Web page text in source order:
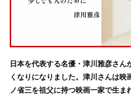
日本を代表する名優・津川雅彦さ
くなりになりました。津川さんは映
ノ省三を祖父に持つ映画一家で生ま